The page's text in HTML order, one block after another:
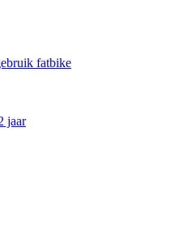
fatbike
jaar